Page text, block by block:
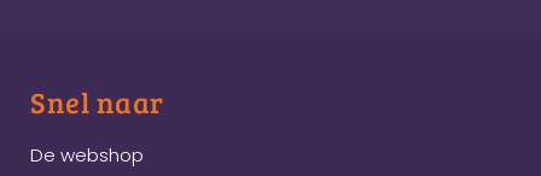
Snel naar
De webshop